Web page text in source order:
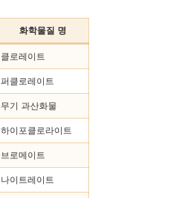
화학물질 명
클로레이트
퍼클로레이트
무기 과산화물
하이포클로라이트
브로메이트
나이트레이트